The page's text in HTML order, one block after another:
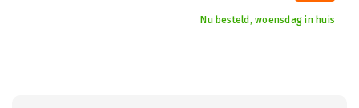
Nu besteld, woensdag in huis